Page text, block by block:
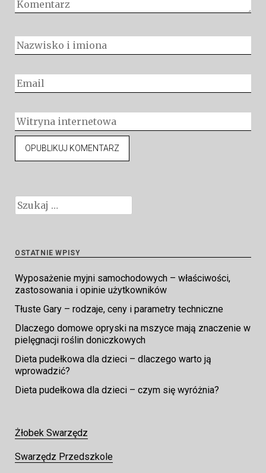
Szukaj:
OSTATNIE WPISY
Wyposażenie myjni samochodowych – właściwości,
zastosowania i opinie użytkowników
Tłuste Gary – rodzaje, ceny i parametry techniczne
Dlaczego domowe opryski na mszyce mają znaczenie w
pielęgnacji roślin doniczkowych
Dieta pudełkowa dla dzieci – dlaczego warto ją
wprowadzić?
Dieta pudełkowa dla dzieci – czym się wyróżnia?
Żłobek Swarzędz
Swarzędz Przedszkole